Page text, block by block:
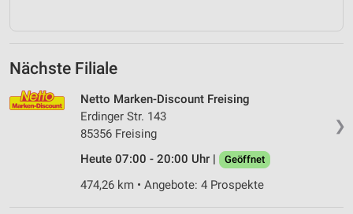
Nächste Filiale
❯
Netto Marken-Discount Freising
Erdinger Str. 143
85356 Freising
Heute 07:00 - 20:00 Uhr |
Geöffnet
474,26 km • Angebote: 4 Prospekte